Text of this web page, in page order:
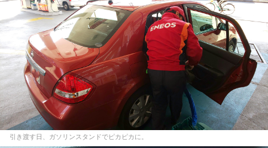
引き渡す日、ガソリンスタンドでピカピカに。